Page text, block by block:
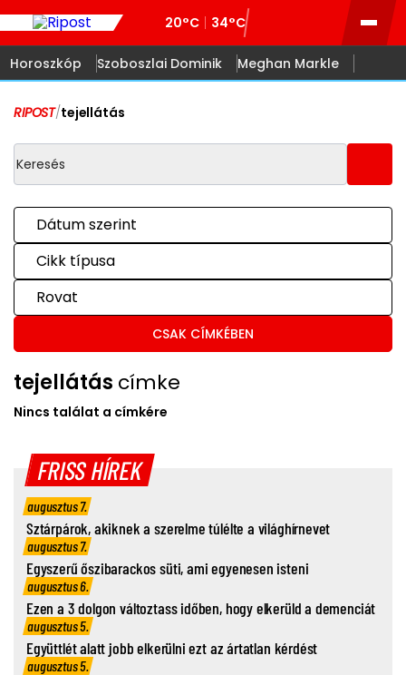
20°C 34°C
Horoszkóp Szoboszlai Dominik Meghan Markle
RIPOST/tejellátás
Dátum szerint
Cikk típusa
Rovat
CSAK CÍMKÉBEN
tejellátás címke
Nincs találat a címkére
FRISS HÍREK
augusztus 7.
Sztárpárok, akiknek a szerelme túlélte a világhírnevet
augusztus 7.
Egyszerű őszibarackos süti, ami egyenesen isteni
augusztus 6.
Ezen a 3 dolgon változtass időben, hogy elkerüld a demenciát
augusztus 5.
Együttlét alatt jobb elkerülni ezt az ártatlan kérdést
augusztus 5.